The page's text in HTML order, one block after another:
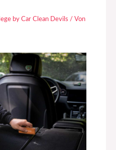
by Car Clean Devils / Von